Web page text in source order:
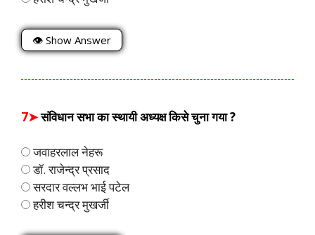
👁 Show Answer
7➤संविधान सभा का स्थायी अध्यक्ष किसे चुना गया ?
जवाहरलाल नेहरू
डॉ. राजेन्द्र प्रसाद
सरदार वल्लभ भाई पटेल
हरीश चन्द्र मुखर्जी